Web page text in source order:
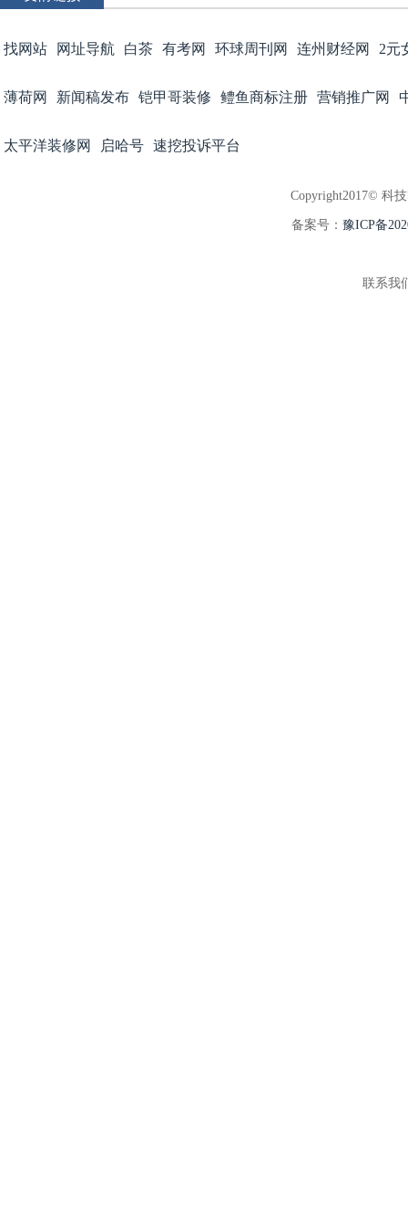
找网站 网址导航 白茶 有考网 环球周刊网 连州财经网 2元
薄荷网 新闻稿发布 铠甲哥装修 鳢鱼商标注册 营销推广网
太平洋装修网 启哈号 速挖投诉平台
Copyright2017© 科
备案号： 豫ICP备
联系我